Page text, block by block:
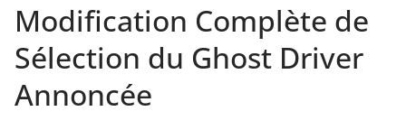
Modification Complète de
Sélection du Ghost Driver
Annoncée